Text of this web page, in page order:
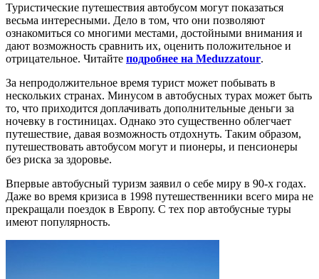
Туристические путешествия автобусом могут показаться
весьма интересными. Дело в том, что они позволяют
ознакомиться со многими местами, достойными внимания и
дают возможность сравнить их, оценить положительное и
отрицательное. Читайте подробнее на Meduzzatour.
За непродолжительное время турист может побывать в
нескольких странах. Минусом в автобусных турах может быть
то, что приходится доплачивать дополнительные деньги за
ночевку в гостиницах. Однако это существенно облегчает
путешествие, давая возможность отдохнуть. Таким образом,
путешествовать автобусом могут и пионеры, и пенсионеры
без риска за здоровье.
Впервые автобусный туризм заявил о себе миру в 90-х годах.
Даже во время кризиса в 1998 путешественники всего мира не
прекращали поездок в Европу. С тех пор автобусные туры
имеют популярность.